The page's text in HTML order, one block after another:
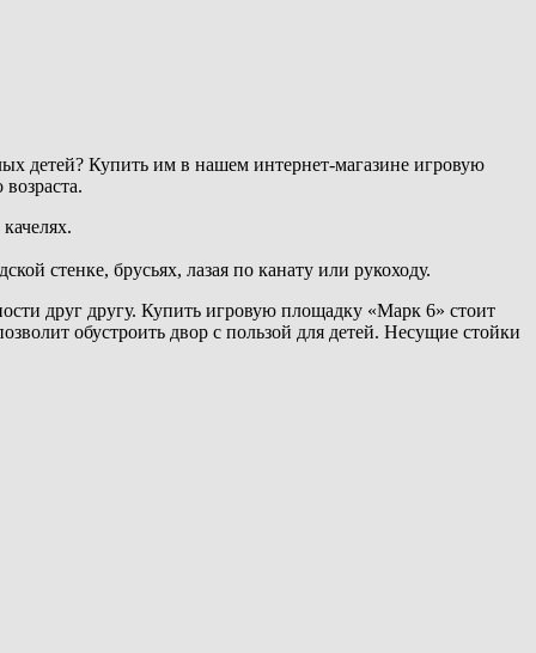
детей? Купить им в нашем интернет-магазине игровую
стенке, брусьях, лазая по канату или рукоходу.
друг другу. Купить игровую площадку «Марк 6» стоит
обустроить двор с пользой для детей. Несущие стойки